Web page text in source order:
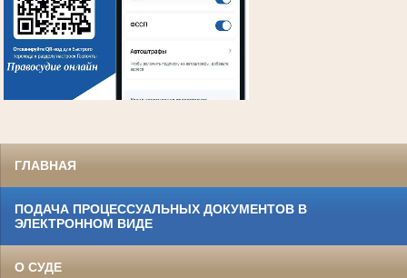
ГЛАВНАЯ
ПОДАЧА ПРОЦЕССУАЛЬНЫХ ДОКУМЕНТОВ В
ЭЛЕКТРОННОМ ВИДЕ
О СУДЕ